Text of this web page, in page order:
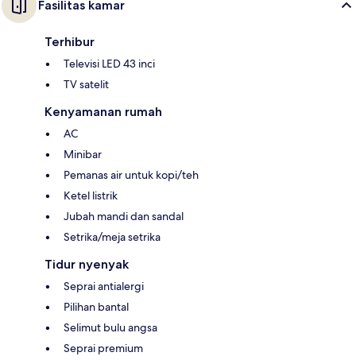
Fasilitas kamar
Terhibur
Televisi LED 43 inci
TV satelit
Kenyamanan rumah
AC
Minibar
Pemanas air untuk kopi/teh
Ketel listrik
Jubah mandi dan sandal
Setrika/meja setrika
Tidur nyenyak
Seprai antialergi
Pilihan bantal
Selimut bulu angsa
Seprai premium